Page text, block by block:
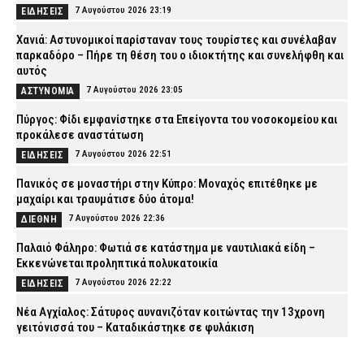
ΕΙΔΗΣΕΙΣ 7 Αυγούστου 2026 23:19
Χανιά: Αστυνομικοί παρίσταναν τους τουρίστες και συνέλαβαν
παρκαδόρο – Πήρε τη θέση του ο ιδιοκτήτης και συνελήφθη και
αυτός
ΑΣΤΥΝΟΜΙΑ 7 Αυγούστου 2026 23:05
Πύργος: Φίδι εμφανίστηκε στα Επείγοντα του νοσοκομείου και
προκάλεσε αναστάτωση
ΕΙΔΗΣΕΙΣ 7 Αυγούστου 2026 22:51
Πανικός σε μοναστήρι στην Κύπρο: Μοναχός επιτέθηκε με
μαχαίρι και τραυμάτισε δύο άτομα!
ΔΙΕΘΝΗ 7 Αυγούστου 2026 22:36
Παλαιό Φάληρο: Φωτιά σε κατάστημα με ναυτιλιακά είδη –
Εκκενώνεται προληπτικά πολυκατοικία
ΕΙΔΗΣΕΙΣ 7 Αυγούστου 2026 22:22
Νέα Αγχίαλος: Σάτυρος αυνανιζόταν κοιτώντας την 13χρονη
γειτόνισσά του – Καταδικάστηκε σε φυλάκιση